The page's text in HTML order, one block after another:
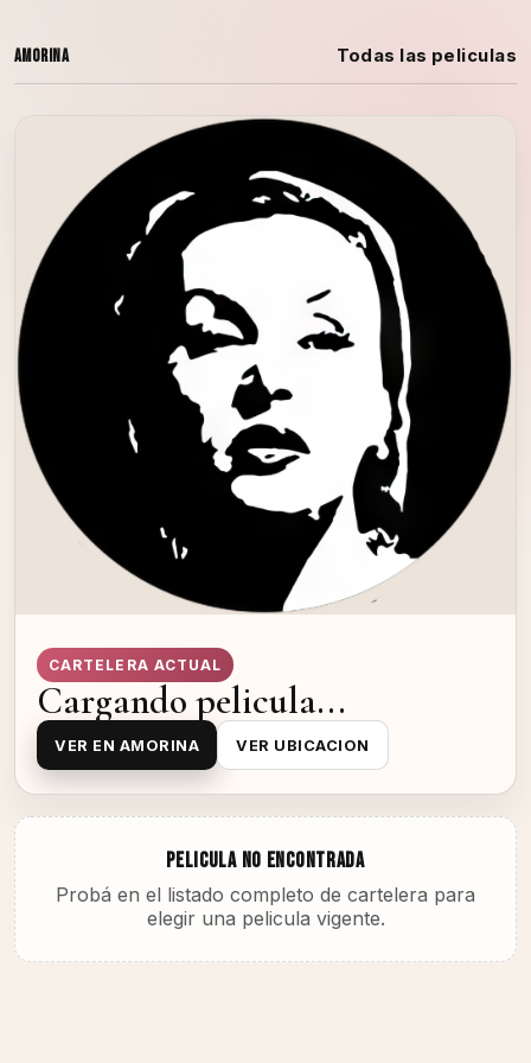
Amorina Todas las peliculas
CARTELERA ACTUAL
Cargando pelicula...
VER EN AMORINA VER UBICACION
PELICULA NO ENCONTRADA
Probá en el listado completo de cartelera para
elegir una pelicula vigente.